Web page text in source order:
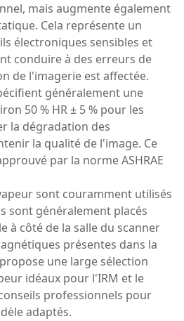
mais augmente également
Cela représente un
électroniques sensibles et
conduire à des erreurs de
de l'imagerie est affectée.
généralement une
50 % HR ± 5 % pour les
la dégradation des
la qualité de l'image. Ce
par la norme ASHRAE
sont couramment utilisés
sont généralement placés
à côté de la salle du scanner
présentes dans la
une large sélection
idéaux pour l'IRM et le
professionnels pour
adaptés.